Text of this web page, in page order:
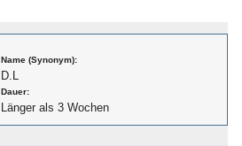
Name (Synonym):
D.L
Dauer:
Länger als 3 Wochen